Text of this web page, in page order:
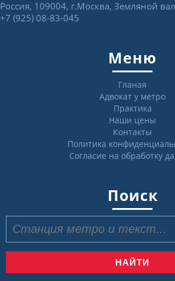
Россия, 109004, г.Москва, Земляной
+7 (925) 08-83-045
Меню
Гланая
Адвокат у метро
Практика
Наши цены
Контакты
Политика
Согласие на обработку
Поиск